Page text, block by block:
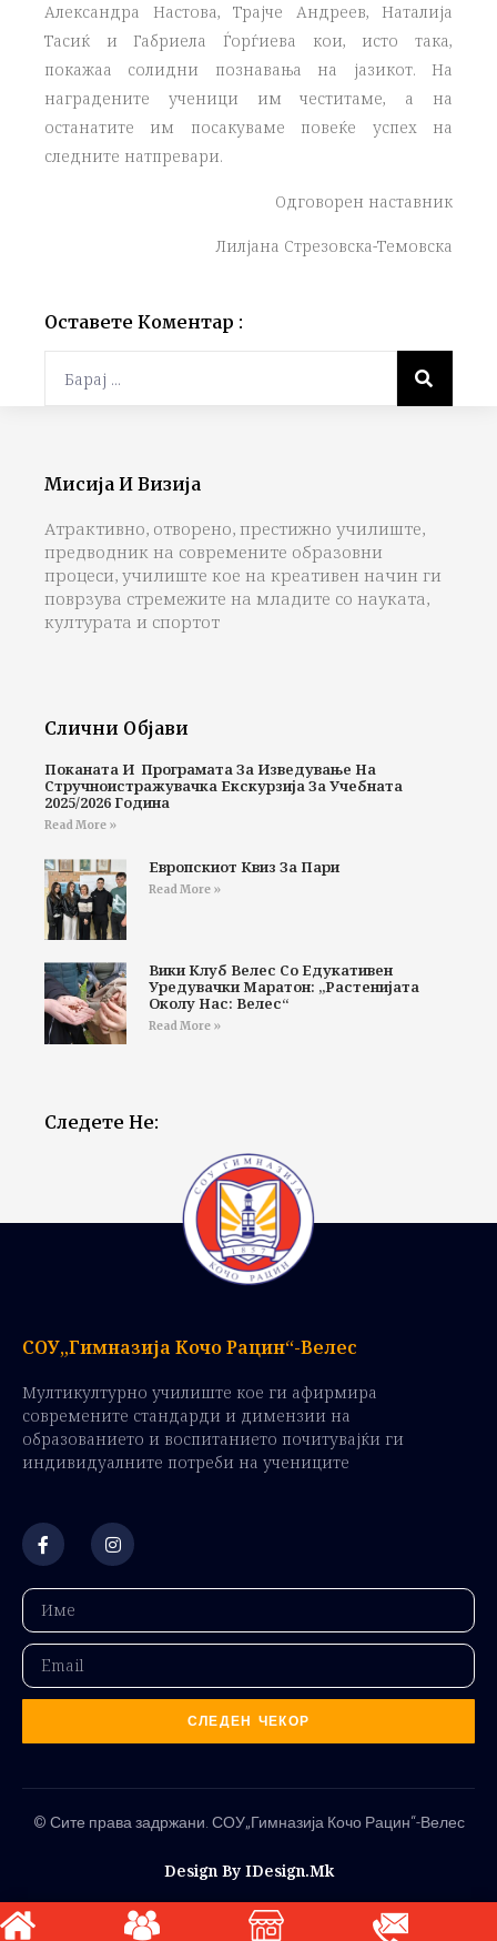
Александра Настова, Трајче Андреев, Наталија
Тасиќ и Габриела Ѓорѓиева кои, исто така,
покажаа солидни познавања на јазикот. На
наградените ученици им честитаме, а на
останатите им посакуваме повеќе успех на
следните натпревари.
Одговорен наставник
Лилјана Стрезовска-Темовска
Оставете Коментар :
Мисија И Визија
Атрактивно, отворено, престижно училиште,
предводник на современите образовни
процеси, училиште кое на креативен начин ги
поврзува стремежите на младите со науката,
културата и спортот
Слични Објави
Поканата И Програмата За Изведување На
Стручноистражувачка Екскурзија За Учебната
2025/2026 Година
Read More »
Европскиот Квиз За Пари
Read More »
Вики Клуб Велес Со Едукативен
Уредувачки Маратон: „Растенијата
Околу Нас: Велес“
Read More »
Следете Не:
СОУ„Гимназија Кочо Рацин“-Велес
Мултикултурно училиште кое ги афирмира
современите стандарди и димензии на
образованието и воспитанието почитувајќи ги
индивидуалните потреби на учениците
СЛЕДЕН ЧЕКОР
© Сите права задржани. СОУ„Гимназија Кочо Рацин“-Велес
Design By IDesign.mk